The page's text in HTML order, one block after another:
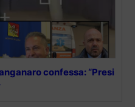
confessa: “Presi